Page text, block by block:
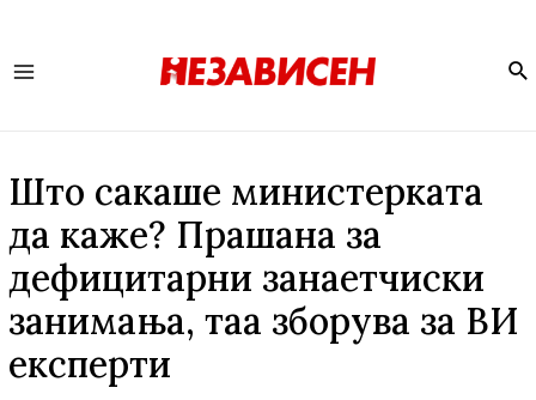
Што сакаше министерката
да каже? Прашана за
дефицитарни занаетчиски
занимања, таа зборува за ВИ
експерти